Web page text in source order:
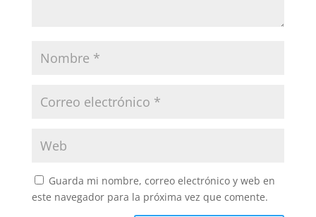
Guarda mi nombre, correo electrónico y web en
este navegador para la próxima vez que comente.